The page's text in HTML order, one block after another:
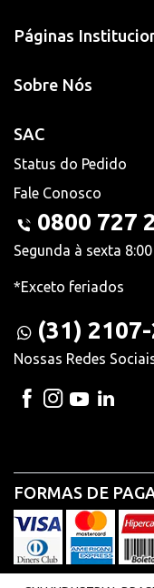
Páginas
Sobre Nós
SAC
Status do Pedido
Fale Conosco
0800 727
Segunda à sexta
*Exceto feriados
(31)
Nossas Redes
FORMAS DE